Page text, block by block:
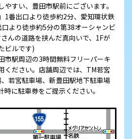
すい、豊田市駅前にございます。
1番出口より徒歩約2分、愛知環状鉄
より徒歩約5分の第38オーシャンビ
んの道路を挟んだ真向いで、1Fが
ビルです)
市駅周辺の3時間無料フリーパーキ
ください。店舗周辺では、TM若宮
若宮駐車場、新豊田駅地下駐車場
に駐車券をご提示ください。